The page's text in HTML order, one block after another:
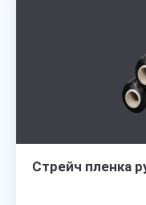
Стрейч пленка